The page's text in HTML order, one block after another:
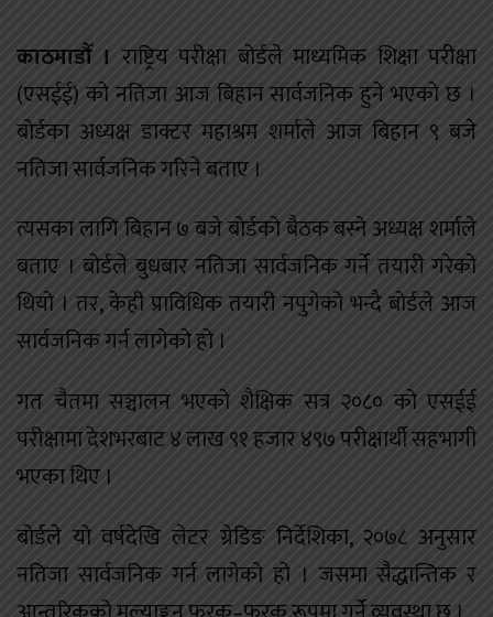
काठमाडौँ । राष्ट्रिय परीक्षा बोर्डले माध्यमिक शिक्षा परीक्षा
(एसईई) को नतिजा आज बिहान सार्वजनिक हुने भएको छ ।
बोर्डका अध्यक्ष डाक्टर महाश्रम शर्माले आज बिहान ९ बजे
नतिजा सार्वजनिक गरिने बताए ।
त्यसका लागि बिहान ७ बजे बोर्डको बैठक बस्ने अध्यक्ष शर्माले
बताए । बोर्डले बुधबार नतिजा सार्वजनिक गर्ने तयारी गरेको
थियो । तर, केही प्राविधिक तयारी नपुगेको भन्दै बोर्डले आज
सार्वजनिक गर्न लागेको हो ।
गत चैतमा सञ्चालन भएको शैक्षिक सत्र २०८० को एसईई
परीक्षामा देशभरबाट ४ लाख ९१ हजार ४९७ परीक्षार्थी सहभागी
भएका थिए ।
बोर्डले यो वर्षदेखि लेटर ग्रेडिङ निर्देशिका, २०७८ अनुसार
नतिजा सार्वजनिक गर्न लागेको हो । जसमा सैद्धान्तिक र